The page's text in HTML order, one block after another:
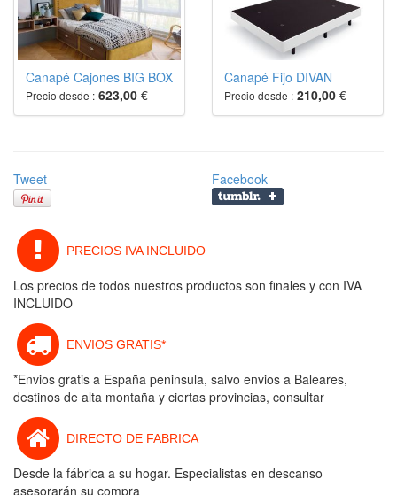
Canapé Cajones BIG BOX
Precio desde : 623,00 €
Canapé Fijo DIVAN
Precio desde : 210,00 €
Tweet Facebook
PRECIOS IVA INCLUIDO
Los precios de todos nuestros productos son finales y con IVA
INCLUIDO
ENVIOS GRATIS*
*Envios gratis a España peninsula, salvo envios a Baleares,
destinos de alta montaña y ciertas provincias, consultar
DIRECTO DE FABRICA
Desde la fábrica a su hogar. Especialistas en descanso
asesorarán su compra